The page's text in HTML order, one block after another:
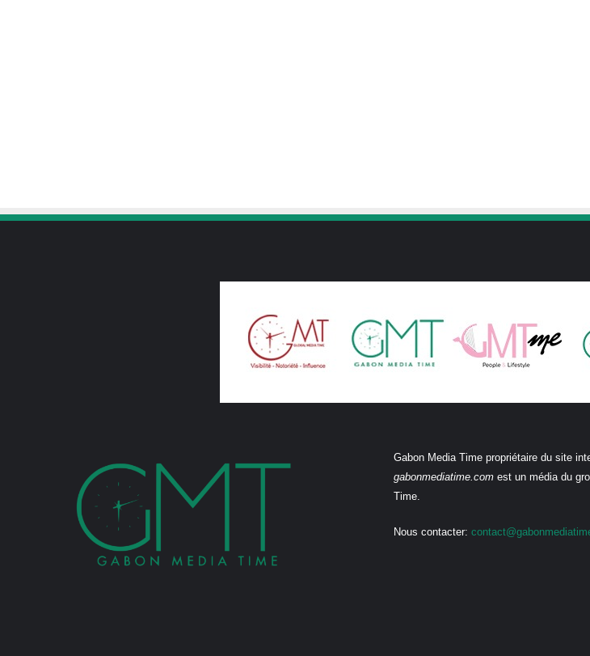
Gabon Media Time propriétaire du site
gabonmediatime.comest un média du
Time.
Nous contacter: